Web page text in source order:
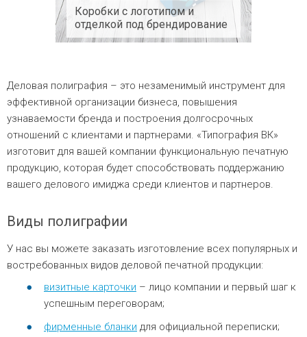
Коробки с логотипом и
отделкой под брендирование
Деловая полиграфия – это незаменимый инструмент для
эффективной организации бизнеса, повышения
узнаваемости бренда и построения долгосрочных
отношений с клиентами и партнерами. «Типография ВК»
изготовит для вашей компании функциональную печатную
продукцию, которая будет способствовать поддержанию
вашего делового имиджа среди клиентов и партнеров.
Виды полиграфии
У нас вы можете заказать изготовление всех популярных и
востребованных видов деловой печатной продукции:
визитные карточки – лицо компании и первый шаг к
успешным переговорам;
фирменные бланки для официальной переписки;